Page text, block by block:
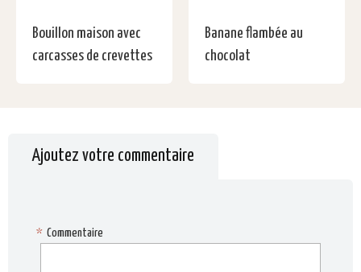
Bouillon maison avec
carcasses de crevettes
Banane flambée au
chocolat
Ajoutez votre commentaire
Commentaire
*